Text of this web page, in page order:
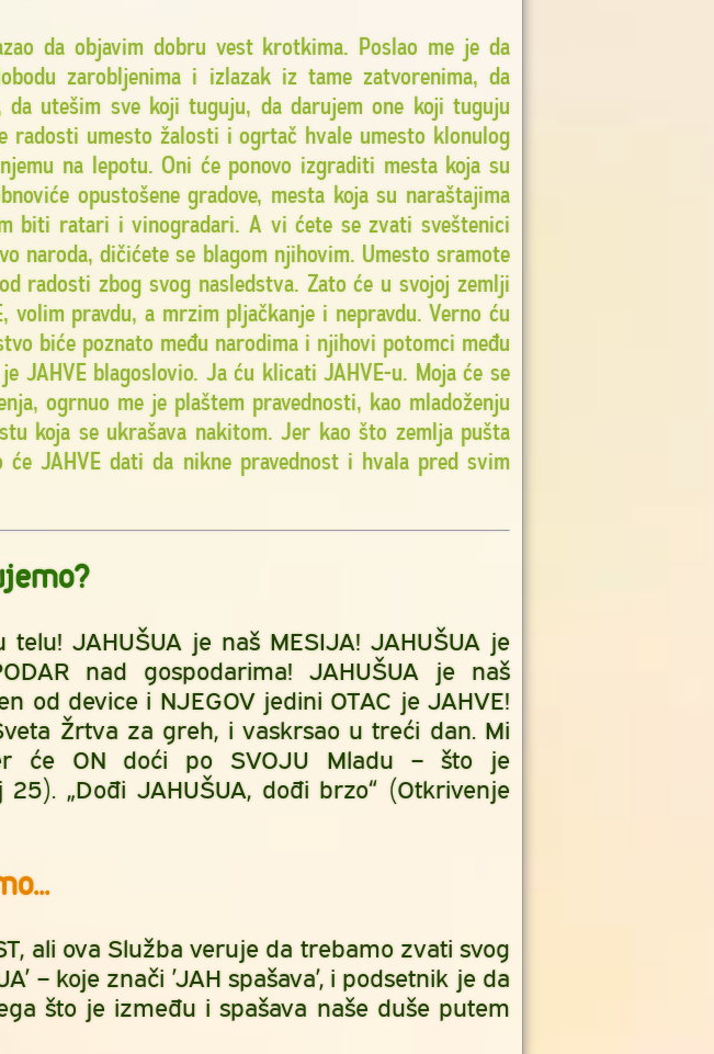
da objavim dobru vest krotkima. Poslao me je da
zarobljenima i izlazak iz tame zatvorenima, da
da utešim sve koji tuguju, da darujem one koji tuguju
radosti umesto žalosti i ogrtač hvale umesto klonulog
na lepotu. Oni će ponovo izgraditi mesta koja su
opustošene gradove, mesta koja su naraštajima
biti ratari i vinogradari. A vi ćete se zvati sveštenici
naroda, dičićete se blagom njihovim. Umesto sramote
radosti zbog svog nasledstva. Zato će u svojoj zemlji
volim pravdu, a mrzim pljačkanje i nepravdu. Verno ću
biće poznato među narodima i njihovi potomci među
JAHVE blagoslovio. Ja ću klicati JAHVE-u. Moja će se
ogrnuo me je plaštem pravednosti, kao mladoženju
koja se ukrašava nakitom. Jer kao što zemlja pušta
JAHVE dati da nikne pravednost i hvala pred svim
JAHUŠUA je naš MESIJA! JAHUŠUA je
nad gospodarima! JAHUŠUA je naš
od device i NJEGOV jedini OTAC je JAHVE!
Žrtva za greh, i vaskrsao u treći dan. Mi
će ON doći po SVOJU Mladu – što je
„Dođi JAHUŠUA, dođi brzo“ (Otkrivenje
ali ova Služba veruje da trebamo zvati svog
– koje znači ’JAH spašava’, i podsetnik je da
što je između i spašava naše duše putem